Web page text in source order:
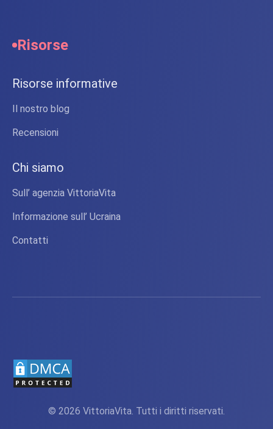
Risorse
Risorse informative
Il nostro blog
Recensioni
Chi siamo
Sull’ agenzia VittoriaVita
Informazione sull’ Ucraina
Contatti
© 2026 VittoriaVita. Tutti i diritti riservati.